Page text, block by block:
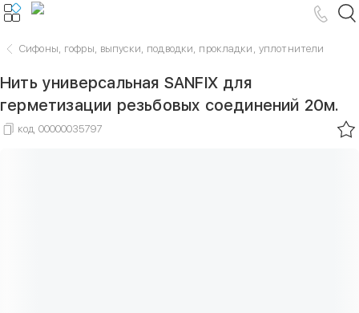
Сифоны, гофры, выпуски, подводки, прокладки, уплотнители
Нить универсальная SANFIХ для
герметизации резьбовых соединений 20м.
код 00000035797